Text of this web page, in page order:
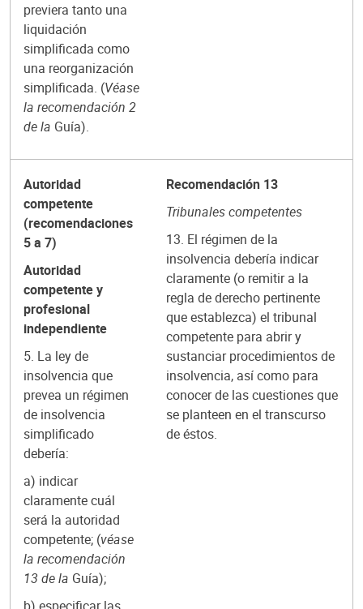
previera tanto una
liquidación
simplificada como
una reorganización
simplificada. (Véase
la recomendación 2
de la Guía).
Autoridad
competente
(recomendaciones
5 a 7)
Autoridad
competente y
profesional
independiente
5. La ley de
insolvencia que
prevea un régimen
de insolvencia
simplificado
debería:
a) indicar
claramente cuál
será la autoridad
competente; (véase
la recomendación
13 de la Guía);
Recomendación 13
Tribunales competentes
13. El régimen de la
insolvencia debería indicar
claramente (o remitir a la
regla de derecho pertinente
que establezca) el tribunal
competente para abrir y
sustanciar procedimientos de
insolvencia, así como para
conocer de las cuestiones que
se planteen en el transcurso
de éstos.